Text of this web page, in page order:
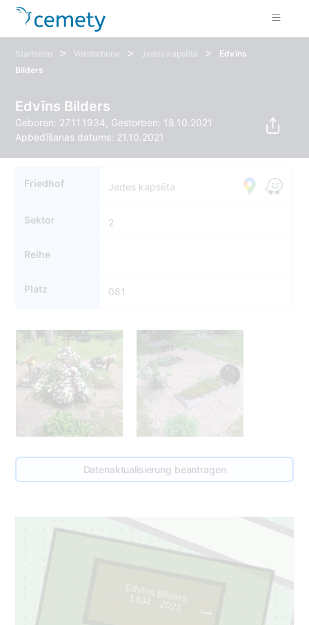
Startseite > Verstorbene > Jedes kapsēta >
Edvīns
Bilders
Edvīns Bilders
Geboren: 27.11.1934, Gestorben: 18.10.2021
Apbedīšanas datums: 21.10.2021
Friedhof Jedes kapsēta
Sektor 2
Reihe
Platz 081
Datenaktualisierung beantragen
1
Edvīns Bilders
1934 - 2021